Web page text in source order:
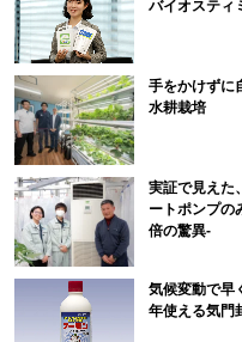
バイオスティ
手をかけずに
水耕栽培
実証で見えた
ートポンプの
倍の驚異-
気候変動で早
年使える気門